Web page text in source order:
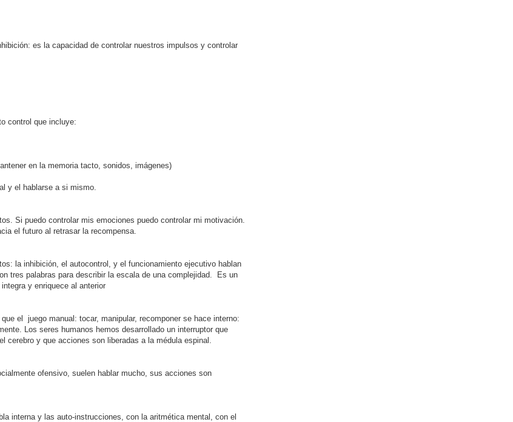
es la capacidad de controlar nuestros impulsos y controlar
control que incluye:
en la memoria tacto, sonidos, imágenes)
y el hablarse a si mismo.
Si puedo controlar mis emociones puedo controlar mi motivación.
el futuro al retrasar la recompensa.
la inhibición, el autocontrol, y el funcionamiento ejecutivo hablan
tres palabras para describir la escala de una complejidad. Es un
y enriquece al anterior
el juego manual: tocar, manipular, recomponer se hace interno:
Los seres humanos hemos desarrollado un interruptor que
cerebro y que acciones son liberadas a la médula espinal.
ofensivo, suelen hablar mucho, sus acciones son
interna y las auto-instrucciones, con la aritmética mental, con el